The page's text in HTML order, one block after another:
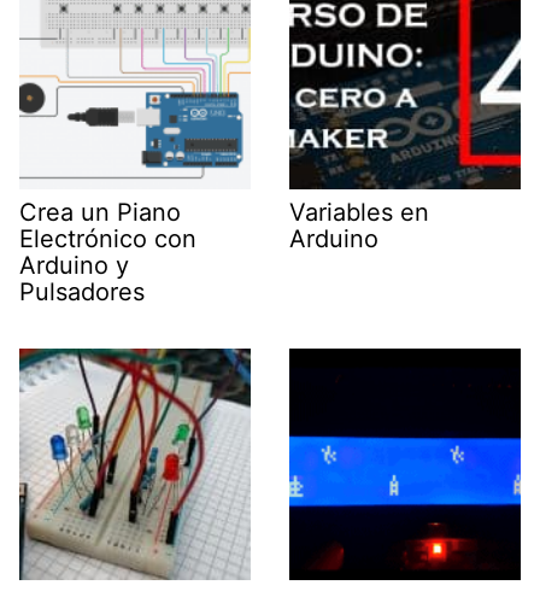
Crea un Piano
Electrónico con
Arduino y
Pulsadores
Variables en
Arduino